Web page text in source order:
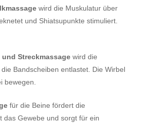
wird die Muskulatur über
und Shiatsupunkte stimuliert.
Streckmassagewird die
Bandscheiben entlastet. Die Wirbel
bewegen.
für die Beine fördert die
das Gewebe und sorgt für ein